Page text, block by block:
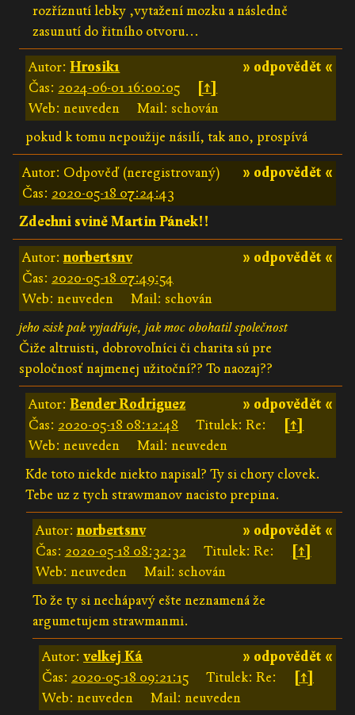
rozříznutí lebky ,vytažení mozku a následně
zasunutí do řitního otvoru...
» odpovědět «
Autor:Hrosik1
Čas: 2024-06-01 16:00:05
[↑]
Web: neuveden
Mail: schován
pokud k tomu nepoužije násilí, tak ano, prospívá
» odpovědět «
Autor: Odpověď (neregistrovaný)
Čas: 2020-05-18 07:24:43
Zdechni svině Martin Pánek!!
» odpovědět «
Autor:norbertsnv
Čas: 2020-05-18 07:49:54
Web: neuveden
Mail: schován
jeho zisk pak vyjadřuje, jak moc obohatil společnost
Čiže altruisti, dobrovoľníci či charita sú pre
spoločnosť najmenej užitoční?? To naozaj??
» odpovědět «
Autor:Bender Rodriguez
Čas: 2020-05-18 08:12:48 Titulek: Re:
[↑]
Web: neuveden
Mail: neuveden
Kde toto niekde niekto napisal? Ty si chory clovek.
Tebe uz z tych strawmanov nacisto prepina.
» odpovědět «
Autor:norbertsnv
Čas: 2020-05-18 08:32:32 Titulek: Re:
[↑]
Web: neuveden
Mail: schován
To že ty si nechápavý ešte neznamená že
argumetujem strawmanmi.
» odpovědět «
Autor: velkej Ká
Čas: 2020-05-18 09:21:15 Titulek: Re:
[↑]
Web: neuveden
Mail: neuveden